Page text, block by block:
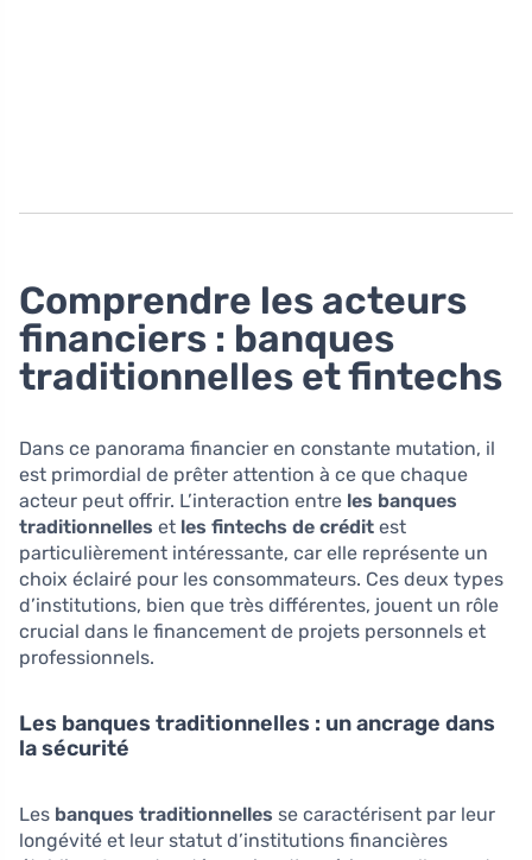
Comprendre les acteurs
financiers : banques
traditionnelles et fintechs
Dans ce panorama financier en constante mutation, il
est primordial de prêter attention à ce que chaque
acteur peut offrir. L’interaction entre les banques
traditionnelles et les fintechs de crédit est
particulièrement intéressante, car elle représente un
choix éclairé pour les consommateurs. Ces deux types
d’institutions, bien que très différentes, jouent un rôle
crucial dans le financement de projets personnels et
professionnels.
Les banques traditionnelles : un ancrage dans
la sécurité
Les banques traditionnelles se caractérisent par leur
longévité et leur statut d’institutions financières